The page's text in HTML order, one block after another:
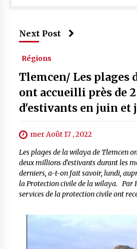
Next Post
Régions
Tlemcen/ Les plages
ont accueilli près de
d'estivants en juin et
mer Août 17 , 2022
Les plages de la wilaya de Tlemcen
deux millions d’estivants durant les
derniers, a-t-on fait savoir, lundi,
la Protection civile de la wilaya.
services de la protection civile ont